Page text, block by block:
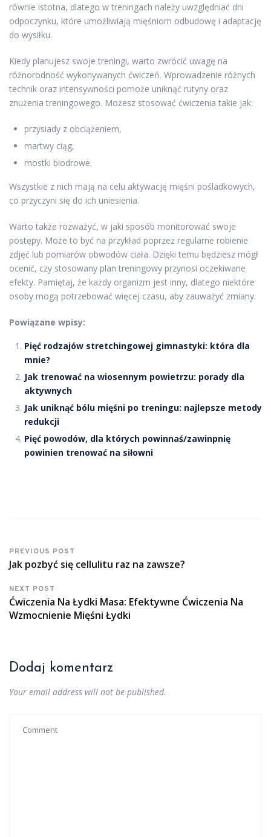
równie istotna, dlatego w treningach należy uwzględniać dni
odpoczynku, które umożliwiają mięśniom odbudowę i adaptację
do wysiłku.
Kiedy planujesz swoje treningi, warto zwrócić uwagę na
różnorodność wykonywanych ćwiczeń. Wprowadzenie różnych
technik oraz intensywności pomoże uniknąć rutyny oraz
znużenia treningowego. Możesz stosować ćwiczenia takie jak:
przysiady z obciążeniem,
martwy ciąg,
mostki biodrowe.
Wszystkie z nich mają na celu aktywację mięśni pośladkowych,
co przyczyni się do ich uniesienia.
Warto także rozważyć, w jaki sposób monitorować swoje
postępy. Może to być na przykład poprzez regularne robienie
zdjęć lub pomiarów obwodów ciała. Dzięki temu będziesz mógł
ocenić, czy stosowany plan treningowy przynosi oczekiwane
efekty. Pamiętaj, że każdy organizm jest inny, dlatego niektóre
osoby mogą potrzebować więcej czasu, aby zauważyć zmiany.
Powiązane wpisy:
Pięć rodzajów stretchingowej gimnastyki: która dla
mnie?
Jak trenować na wiosennym powietrzu: porady dla
aktywnych
Jak uniknąć bólu mięśni po treningu: najlepsze metody
redukcji
Pięć powodów, dla których powinnaś/zawinpnię
powinien trenować na siłowni
PREVIOUS POST
Jak pozbyć się cellulitu raz na zawsze?
NEXT POST
Ćwiczenia Na Łydki Masa: Efektywne Ćwiczenia Na
Wzmocnienie Mięśni Łydki
Dodaj komentarz
Your email address will not be published.